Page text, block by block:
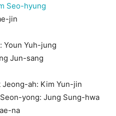
Seo-hyung
jin
Youn Yuh-jung
Jun-sang
ah: Kim Yun-jin
yong: Jung Sung-hwa
na